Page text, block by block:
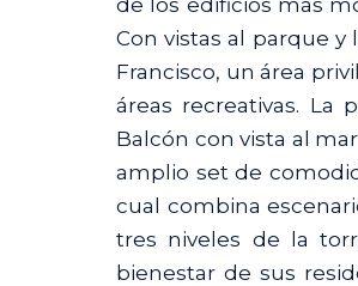
Con vistas al parque y
Francisco, un área
áreas recreativas. La
Balcón con vista al
amplio set de
cual combina
tres niveles de la
bienestar de sus